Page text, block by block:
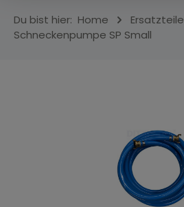
Du bist hier: Home
Ersatzteile
Schneckenpumpe SP Small